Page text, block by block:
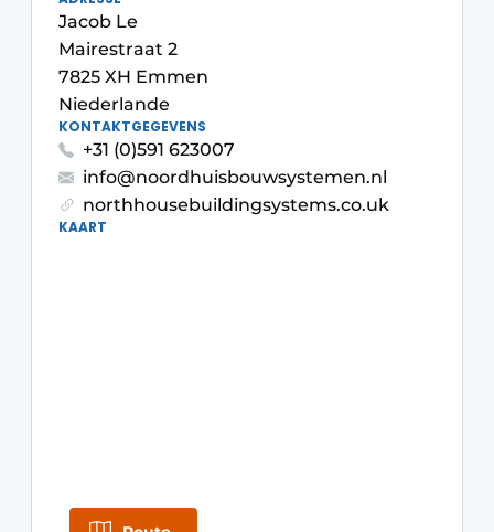
Podcasts
Datenschutz / Cookie-Erklärung
Geschichte
Ein Stellenangebot registrieren
Freie Stellen
Videos
Glas
Modularer Aufbau
Jacob Le
Mairestraat 2
7825 XH Emmen
Niederlande
KONTAKTGEGEVENS
+31 (0)591 623007
info@noordhuisbouwsystemen.nl
northhousebuildingsystems.co.uk
KAART